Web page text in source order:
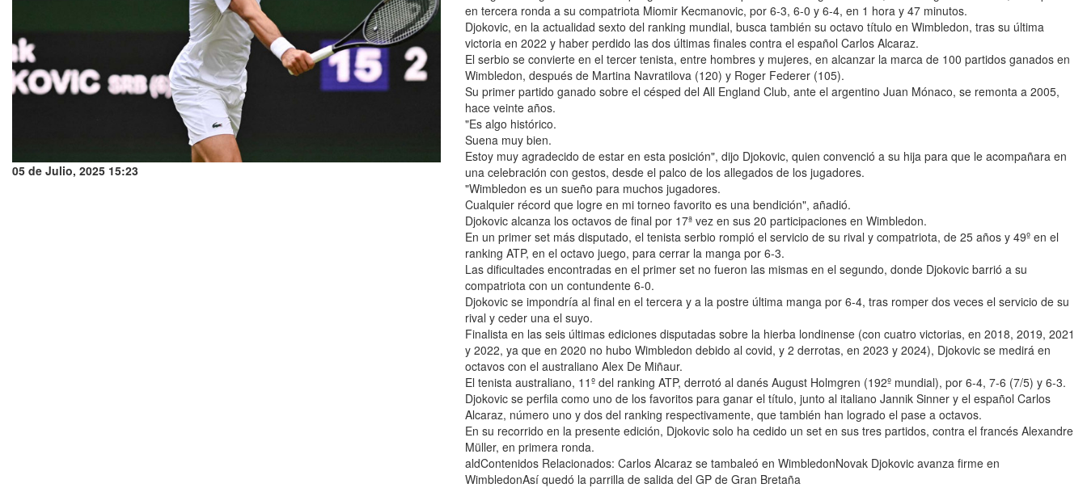
05 de Julio, 2025 15:23
en tercera ronda a su compatriota Miomir Kecmanovic, por 6-3, 6-0 y 6-4, en 1 hora y 47 minutos.
Djokovic, en la actualidad sexto del ranking mundial, busca también su octavo título en Wimbledon, tras su última
victoria en 2022 y haber perdido las dos últimas finales contra el español Carlos Alcaraz.
El serbio se convierte en el tercer tenista, entre hombres y mujeres, en alcanzar la marca de 100 partidos ganados en
Wimbledon, después de Martina Navratilova (120) y Roger Federer (105).
Su primer partido ganado sobre el césped del All England Club, ante el argentino Juan Mónaco, se remonta a 2005,
hace veinte años.
"Es algo histórico.
Suena muy bien.
Estoy muy agradecido de estar en esta posición", dijo Djokovic, quien convenció a su hija para que le acompañara en
una celebración con gestos, desde el palco de los allegados de los jugadores.
"Wimbledon es un sueño para muchos jugadores.
Cualquier récord que logre en mi torneo favorito es una bendición", añadió.
Djokovic alcanza los octavos de final por 17ª vez en sus 20 participaciones en Wimbledon.
En un primer set más disputado, el tenista serbio rompió el servicio de su rival y compatriota, de 25 años y 49º en el
ranking ATP, en el octavo juego, para cerrar la manga por 6-3.
Las dificultades encontradas en el primer set no fueron las mismas en el segundo, donde Djokovic barrió a su
compatriota con un contundente 6-0.
Djokovic se impondría al final en el tercera y a la postre última manga por 6-4, tras romper dos veces el servicio de su
rival y ceder una el suyo.
Finalista en las seis últimas ediciones disputadas sobre la hierba londinense (con cuatro victorias, en 2018, 2019, 2021
y 2022, ya que en 2020 no hubo Wimbledon debido al covid, y 2 derrotas, en 2023 y 2024), Djokovic se medirá en
octavos con el australiano Alex De Miñaur.
El tenista australiano, 11º del ranking ATP, derrotó al danés August Holmgren (192º mundial), por 6-4, 7-6 (7/5) y 6-3.
Djokovic se perfila como uno de los favoritos para ganar el título, junto al italiano Jannik Sinner y el español Carlos
Alcaraz, número uno y dos del ranking respectivamente, que también han logrado el pase a octavos.
En su recorrido en la presente edición, Djokovic solo ha cedido un set en sus tres partidos, contra el francés Alexandre
Müller, en primera ronda.
aldContenidos Relacionados: Carlos Alcaraz se tambaleó en WimbledonNovak Djokovic avanza firme en
WimbledonAsí quedó la parrilla de salida del GP de Gran Bretaña